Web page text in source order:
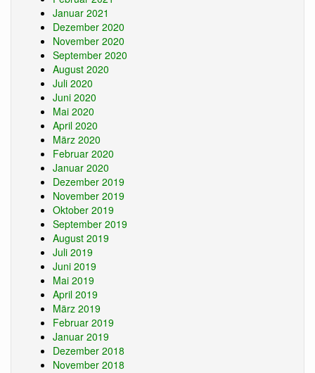
Januar 2021
Dezember 2020
November 2020
September 2020
August 2020
Juli 2020
Juni 2020
Mai 2020
April 2020
März 2020
Februar 2020
Januar 2020
Dezember 2019
November 2019
Oktober 2019
September 2019
August 2019
Juli 2019
Juni 2019
Mai 2019
April 2019
März 2019
Februar 2019
Januar 2019
Dezember 2018
November 2018